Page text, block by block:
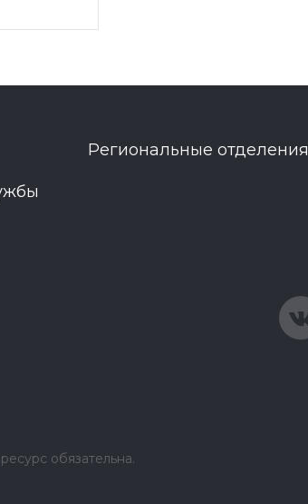
Региональные отделения
обязательна.